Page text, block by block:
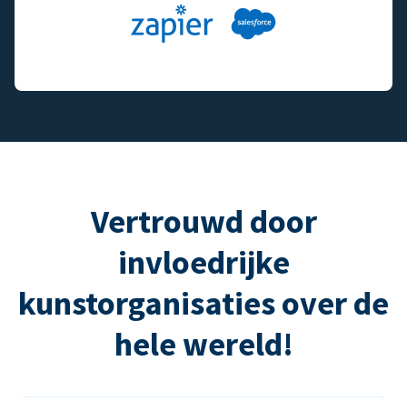
Vertrouwd door
invloedrijke
kunstorganisaties over de
hele wereld!